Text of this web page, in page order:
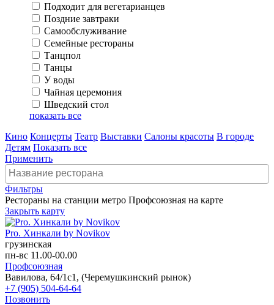
Подходит для вегетарианцев
Поздние завтраки
Самообслуживание
Семейные рестораны
Танцпол
Танцы
У воды
Чайная церемония
Шведский стол
показать все
Кино Концерты Театр Выставки Салоны красоты В городе
Детям Показать все
Применить
Фильтры
Рестораны на станции метро Профсоюзная на карте
Закрыть карту
Pro. Хинкали by Novikov
грузинская
пн-вс 11.00-00.00
Профсоюзная
Вавилова, 64/1с1, (Черемушкинский рынок)
+7 (905) 504-64-64
Позвонить